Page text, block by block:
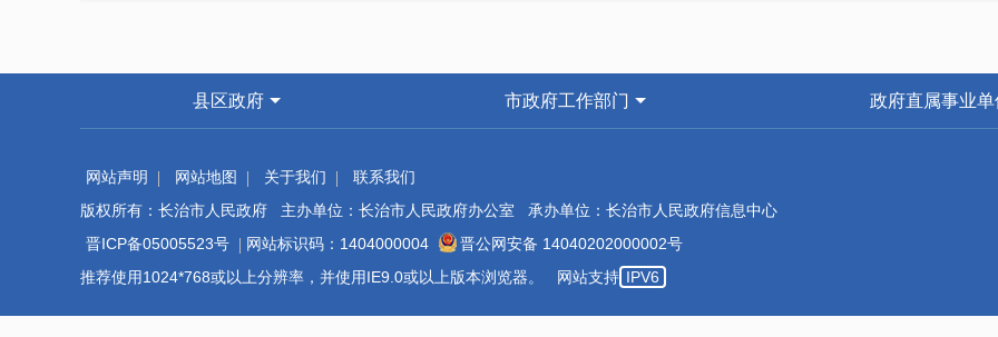
县区政府 市政府工作部门 政府直属事业单
网站声明 网站地图 关于我们
联系我们
版权所有：长治市人民政府 主办单位：长治市人民政府办公室 承办单位：长治市人民政府信息中心
晋ICP备05005523号
网站标识码：1404000004
晋公网安备 14040202000002号
推荐使用1024*768或以上分辨率，并使用IE9.0或以上版本浏览器。 网站支持 IPV6